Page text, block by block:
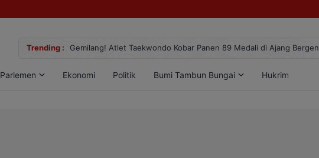
Trending : Gemilang! Atlet Taekwondo Kobar Panen 89 Medali di Ajang
Parlemen Ekonomi Politik Bumi Tambun Bungai Hukrim